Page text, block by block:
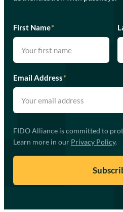
First Name*
Email Address*
FIDO Alliance is committed to
Learn more in our Privacy Policy.